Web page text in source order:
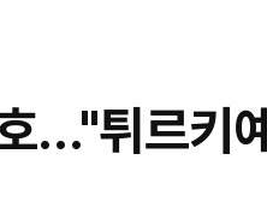
…"튀르키